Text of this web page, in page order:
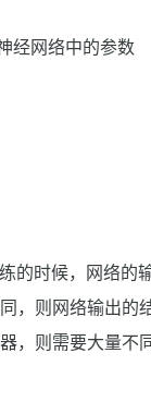
经网络中的参数
的时候，网络的
，则网络输出的
，则需要大量不